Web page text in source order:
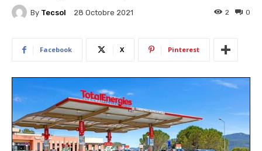
By Tecsol 28 Octobre 2021 0
2
Facebook X Pinterest